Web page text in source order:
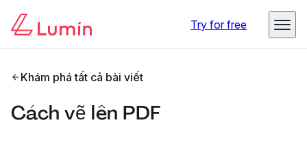
Try for free
Khám phá tất cả bài viết
Cách vẽ lên PDF